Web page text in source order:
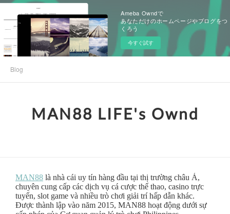
Ameba Owndで
あなただけのホームページやブログをつ
くろう
今すぐ試す
Blog
MAN88 LIFE's Ownd